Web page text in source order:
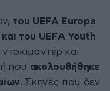
του UEFA Europa
του UEFA Youth
και
που ακολουθήθηκε
. Σκηνές που δεν